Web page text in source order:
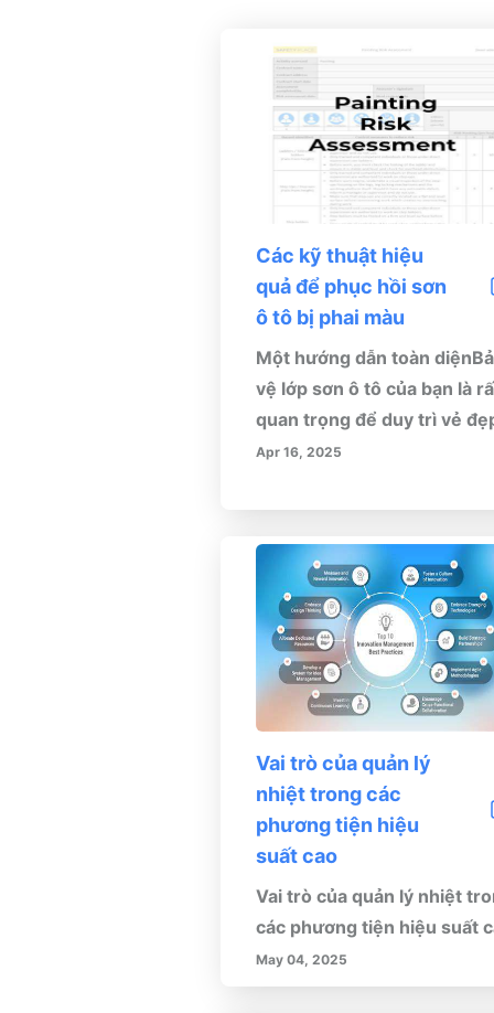
Các kỹ thuật hiệu
quả để phục hồi sơn
ô tô bị phai màu
Một hướng dẫn toàn
vệ lớp sơn ô tô của bạn là
quan trọng để duy trì vẻ
thẩm mỹ và nâng cao giá trị
vào quá trình đánh giá tình
trạng sơn của bạn, sử
Apr 16, 2025
Vai trò của quản lý
nhiệt trong các
phương tiện hiệu
suất cao
Vai trò của quản lý nhiệt
các phương tiện hiệu suất
May 04, 2025